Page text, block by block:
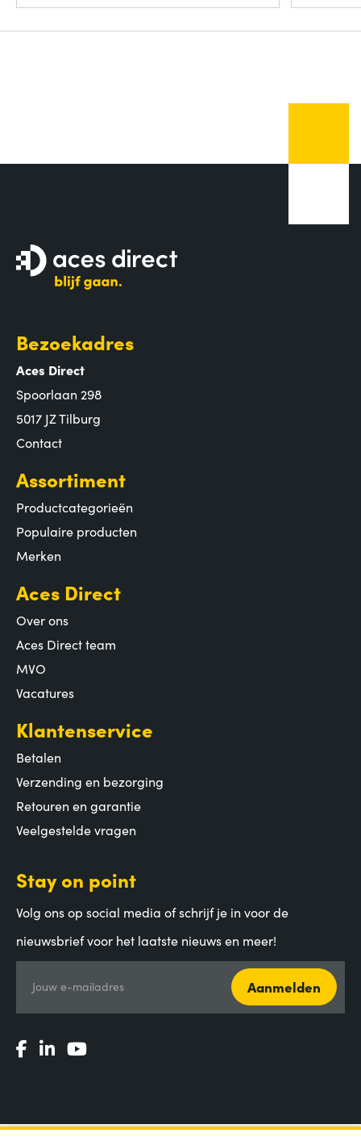
Bezoekadres
Aces Direct
Spoorlaan 298
5017 JZ Tilburg
Contact
Assortiment
Productcategorieën
Populaire producten
Merken
Aces Direct
Over ons
Aces Direct team
MVO
Vacatures
Klantenservice
Betalen
Verzending en bezorging
Retouren en garantie
Veelgestelde vragen
Stay on point
Volg ons op social media of schrijf je in voor de
nieuwsbrief voor het laatste nieuws en meer!
Jouw e-mailadres Aanmelden